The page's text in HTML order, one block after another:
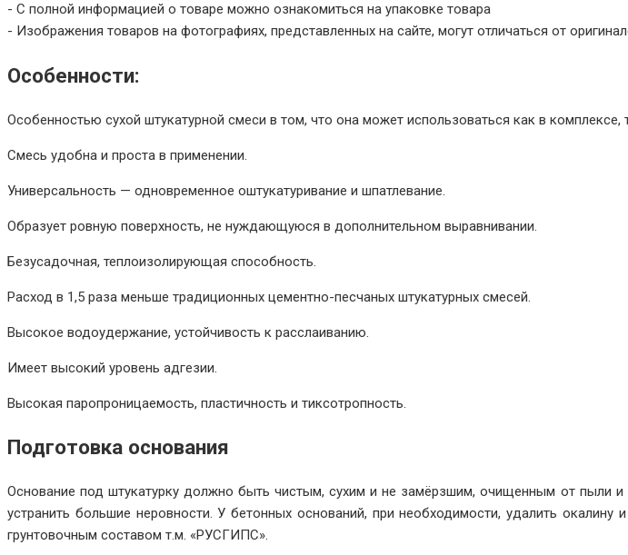
- С полной информацией о товаре можно ознакомиться на упаковке товара
- Изображения товаров на фотографиях, представленных на сайте, могут отличаться от
Особенности:
Особенностью сухой штукатурной смеси в том, что она может использоваться как в комплексе,
Смесь удобна и проста в применении.
Универсальность — одновременное оштукатуривание и шпатлевание.
Образует ровную поверхность, не нуждающуюся в дополнительном выравнивании.
Безусадочная, теплоизолирующая способность.
Расход в 1,5 раза меньше традиционных цементно-песчаных штукатурных смесей.
Высокое водоудержание, устойчивость к расслаиванию.
Имеет высокий уровень адгезии.
Высокая паропроницаемость, пластичность и тиксотропность.
Подготовка основания
Основание под штукатурку должно быть чистым, сухим и не замёрзшим, очищенным от пыли и
устранить большие неровности. У бетонных оснований, при необходимости, удалить
грунтовочным составом т.м. «РУСГИПС».